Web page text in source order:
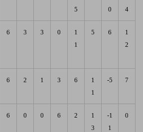
5
0
4
6 3 3 0
1
1
5 6
1
2
6 2 1 3 6
1
1
-5 7
6 0 0 6 2
1
3
-1
1
0